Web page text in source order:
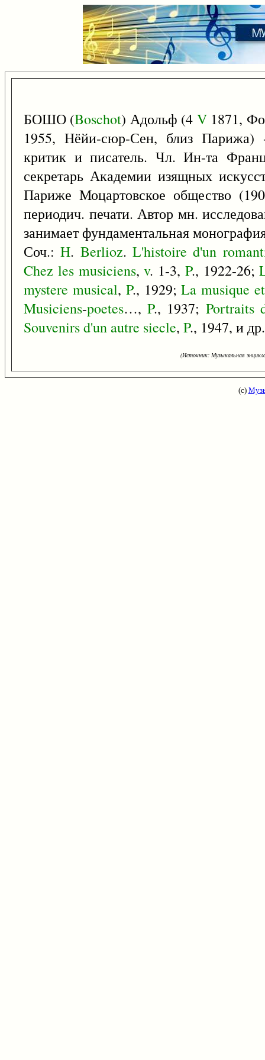
БОШО (Boschot) Адольф (4 V1871,
1955, Нёйи-сюр-Сен, близ Парижа)
критик и писатель. Чл. Ин-та
секретарь Академии изящных
Париже Моцартовское общество
периодич. печати. Автор мн.
занимает фундаментальная
Соч.:H. Berlioz. L'histoire d'un
Chez les musiciens,v. 1-3, P., 1922-26;
mystere musical, P., 1929;La musique et
Musiciens-poetes…,P., 1937; Portraits
Souvenirsd'un autre siecle, P., 1947, и др.
(Источник: Музыкальная
(с)